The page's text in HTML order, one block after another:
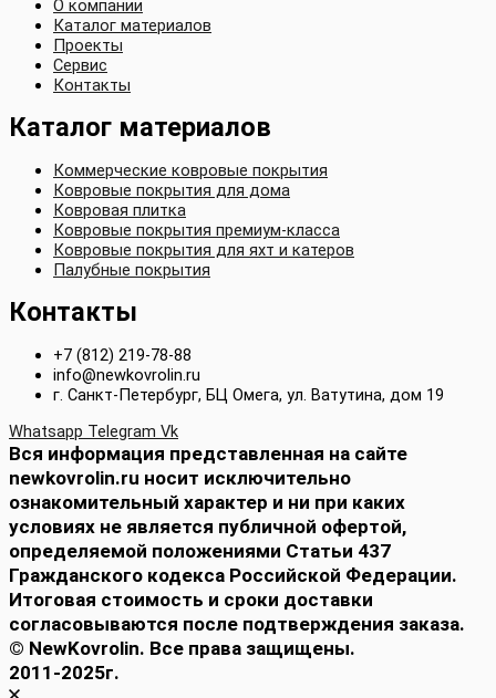
О компании
Каталог материалов
Проекты
Сервис
Контакты
Каталог материалов
Коммерческие ковровые покрытия
Ковровые покрытия для дома
Ковровая плитка
Ковровые покрытия премиум-класса
Ковровые покрытия для яхт и катеров
Палубные покрытия
Контакты
+7 (812) 219-78-88
info@newkovrolin.ru
г. Санкт-Петербург, БЦ Омега, ул. Ватутина, дом 19
Whatsapp Telegram Vk
Вся информация представленная на сайте
newkovrolin.ru носит исключительно
ознакомительный характер и ни при каких
условиях не является публичной офертой,
определяемой положениями Статьи 437
Гражданского кодекса Российской Федерации.
Итоговая стоимость и сроки доставки
согласовываются после подтверждения заказа.
© NewKovrolin. Все права защищены.
2011-2025г.